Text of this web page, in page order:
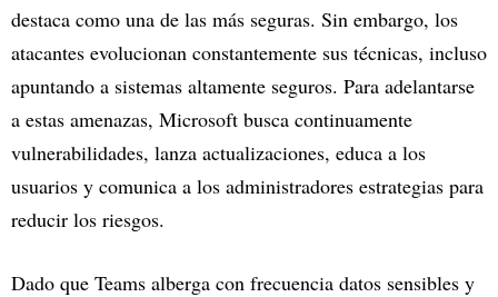
destaca como una de las más seguras. Sin embargo, los
atacantes evolucionan constantemente sus técnicas, incluso
apuntando a sistemas altamente seguros. Para adelantarse
a estas amenazas, Microsoft busca continuamente
vulnerabilidades, lanza actualizaciones, educa a los
usuarios y comunica a los administradores estrategias para
reducir los riesgos.
Dado que Teams alberga con frecuencia datos sensibles y